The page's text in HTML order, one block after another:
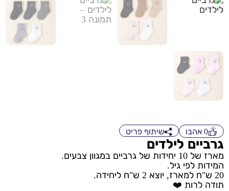
0 אהבו שיתוף פריט
גרביים לילדים
מארז של 10 יחידות של גרביים במגוון צבעים.
המידות לפי גיל.
20 ש"ח למארז, יוצא 2 ש"ח ליחידה.
תודה לרות ❤️